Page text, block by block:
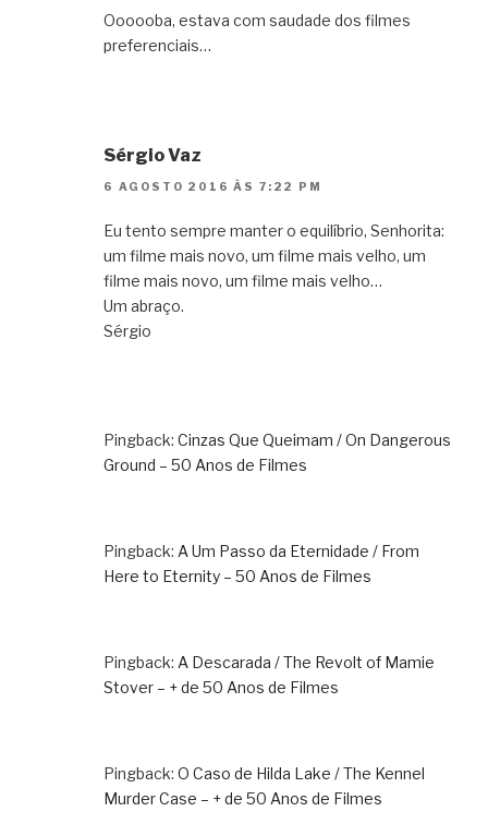
Oooooba, estava com saudade dos filmes
preferenciais…
Sérgio Vaz
6 AGOSTO 2016 ÀS 7:22 PM
Eu tento sempre manter o equilíbrio, Senhorita:
um filme mais novo, um filme mais velho, um
filme mais novo, um filme mais velho…
Um abraço.
Sérgio
Pingback: Cinzas Que Queimam / On Dangerous
Ground – 50 Anos de Filmes
Pingback: A Um Passo da Eternidade / From
Here to Eternity – 50 Anos de Filmes
Pingback: A Descarada / The Revolt of Mamie
Stover – + de 50 Anos de Filmes
Pingback: O Caso de Hilda Lake / The Kennel
Murder Case – + de 50 Anos de Filmes